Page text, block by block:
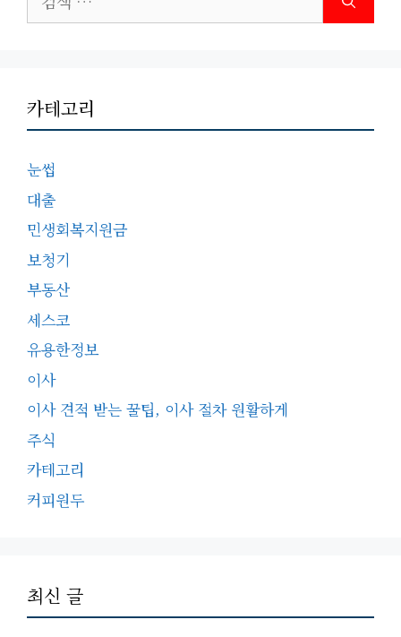
색:
카테고리
눈썹
대출
민생회복지원금
보청기
부동산
세스코
유용한정보
이사
이사 견적 받는 꿀팁, 이사 절차 원활하게
주식
카테고리
커피원두
최신 글